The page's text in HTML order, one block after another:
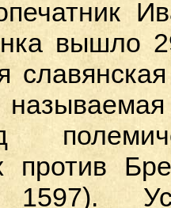
вышло
против
1597).